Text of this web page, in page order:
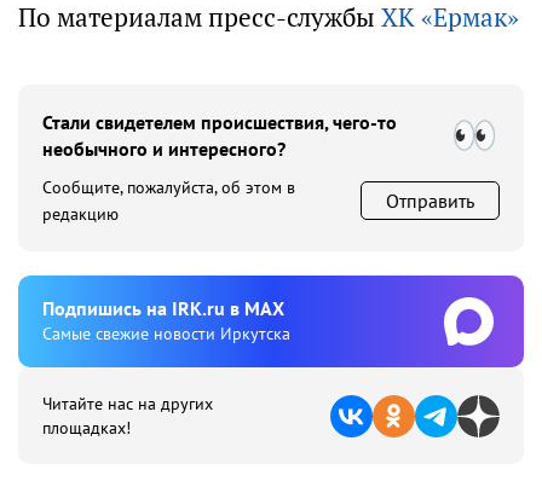
По материалам пресс-службы ХК «Ермак»
Стали свидетелем происшествия, чего-то
необычного и интересного?
Сообщите, пожалуйста, об этом в
редакцию
Отправить
Подпишиcь на IRK.ru в MAX
Cамые свежие новости Иркутска
Читайте нас на других
площадках!